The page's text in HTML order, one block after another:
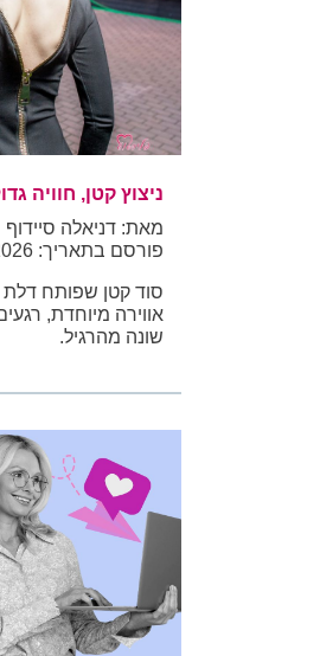
ניצוץ קטן, חוויה
מאת: דניאלה סיידוף
פורסם בתאריך: 26/05/2026 13:54:30
סוד קטן שפותח דלת
אווירה מיוחדת,
שונה מהרגיל.